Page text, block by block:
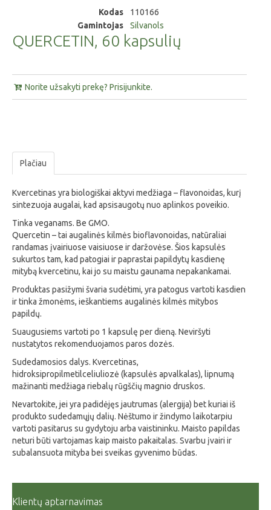
Kodas
110166
Gamintojas
Silvanols
QUERCETIN, 60 kapsulių
Norite užsakyti prekę? Prisijunkite.
Plačiau
Kvercetinas yra biologiškai aktyvi medžiaga – flavonoidas, kurį
sintezuoja augalai, kad apsisaugotų nuo aplinkos poveikio.
Tinka veganams. Be GMO.
Quercetin – tai augalinės kilmės bioflavonoidas, natūraliai
randamas įvairiuose vaisiuose ir daržovėse. Šios kapsulės
sukurtos tam, kad patogiai ir paprastai papildytų kasdienę
mitybą kvercetinu, kai jo su maistu gaunama nepakankamai.
Produktas pasižymi švaria sudėtimi, yra patogus vartoti kasdien
ir tinka žmonėms, ieškantiems augalinės kilmės mitybos
papildų.
Suaugusiems vartoti po 1 kapsulę per dieną. Neviršyti
nustatytos rekomenduojamos paros dozės.
Sudedamosios dalys. Kvercetinas,
hidroksipropilmetilceliuliozė (kapsulės apvalkalas), lipnumą
mažinanti medžiaga riebalų rūgščių magnio druskos.
Nevartokite, jei yra padidėjęs jautrumas (alergija) bet kuriai iš
produkto sudedamųjų dalių. Nėštumo ir žindymo laikotarpiu
vartoti pasitarus su gydytoju arba vaistininku. Maisto papildas
neturi būti vartojamas kaip maisto pakaitalas. Svarbu įvairi ir
subalansuota mityba bei sveikas gyvenimo būdas.
Klientų aptarnavimas